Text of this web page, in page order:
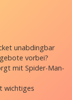
unabdingbar
vorbei?
mit Spider-Man-
wichtiges